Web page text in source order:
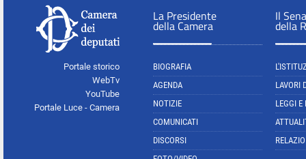
Portale storico
WebTv
YouTube
Portale Luce - Camera
La Presidente
della Camera
BIOGRAFIA
AGENDA
NOTIZIE
COMUNICATI
DISCORSI
Il
della
LAVORI
LEGGI E